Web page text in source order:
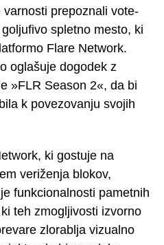
prepoznali vote-
spletno mesto, ki
Flare Network.
oglašuje dogodek z
»FLR Season 2«, da bi
k povezovanju svojih
ki gostuje na
veriženja blokov,
funkcionalnosti pametnih
teh zmogljivosti izvorno
zlorablja vizualno